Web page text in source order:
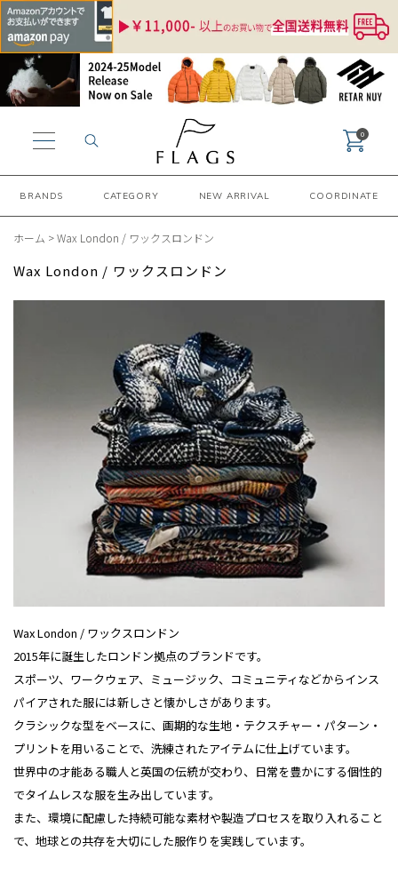
BRANDS CATEGORY NEW ARRIVAL COORDINATE
0
ホーム >Wax London / ワックスロンドン
Wax London / ワックスロンドン
Wax London / ワックスロンドン
2015年に誕生したロンドン拠点のブランドです。
スポーツ、ワークウェア、ミュージック、コミュニティなどからインス
パイアされた服には新しさと懐かしさがあります。
クラシックな型をベースに、画期的な生地・テクスチャー・パターン・
プリントを用いることで、洗練されたアイテムに仕上げています。
世界中の才能ある職人と英国の伝統が交わり、日常を豊かにする個性的
でタイムレスな服を生み出しています。
また、環境に配慮した持続可能な素材や製造プロセスを取り入れること
で、地球との共存を大切にした服作りを実践しています。